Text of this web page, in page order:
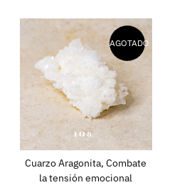
AGOTADO
Cuarzo Aragonita, Combate
la tensión emocional